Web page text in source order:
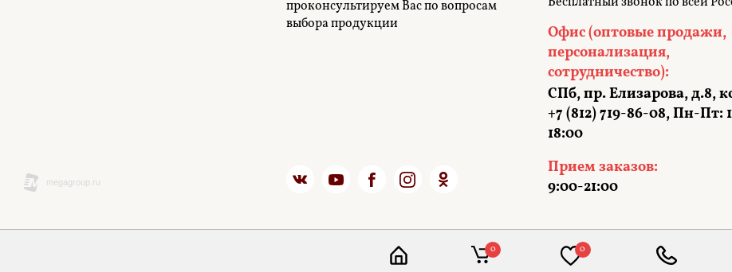
0 0
проконсультируем Вас по вопросам
выбора продукции
Офис (оптовые продажи,
персонализация,
сотрудничество):
СПб, пр. Елизарова, д.8,
+7 (812) 719-86-08, Пн-Пт:
18:00
Прием заказов:
9:00-21:00